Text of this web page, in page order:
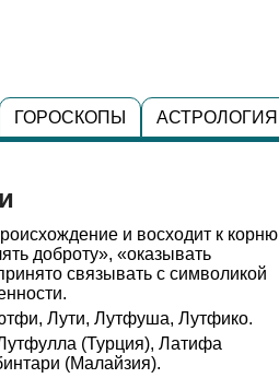
ГОРОСКОПЫ АСТРОЛОГИЯ
и восходит к корню
доброту», «оказывать
связывать с символикой
Лути, Лутфуша, Лутфико.
(Турция), Латифа
(Малайзия).